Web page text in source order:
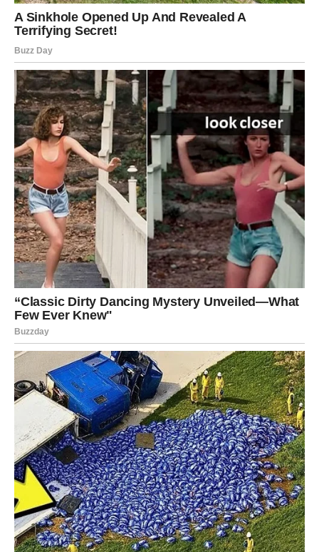
zahtevati strpljenje.
U ljubavi dolazi prilika za iskrene razgovore. Slobodni
Rakovi mogli bi upoznati osobu koja će im doneti osećaj
sigurnosti.
Lav
Lavovi ulaze u period u kojem će biti puni energije i
samopouzdanja. Vaša harizma biće primetna svima oko
vas.
Na poslovnom planu moguće su pohvale ili priznanja za
vaš rad.
U ljubavi vas očekuju zanimljivi trenuci. Slobodni Lavovi
mogli bi upoznati osobu koja će ih potpuno očarati.
Devica
Device ulaze u period u kojem će njihov trud početi da
donosi rezultate. Ono što ste dugo planirali sada može
početi da se ostvaruje.
Na poslovnom planu moguća je nova odgovornost ili
prilika za napredak.
U ljubavi vas očekuje stabilnost i osećaj sigurnosti.